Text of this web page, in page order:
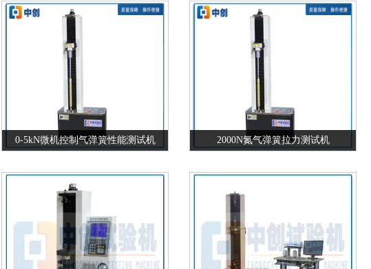
0-5kN微机控制气弹簧性能测试机 2000N氮气弹簧拉力测试机